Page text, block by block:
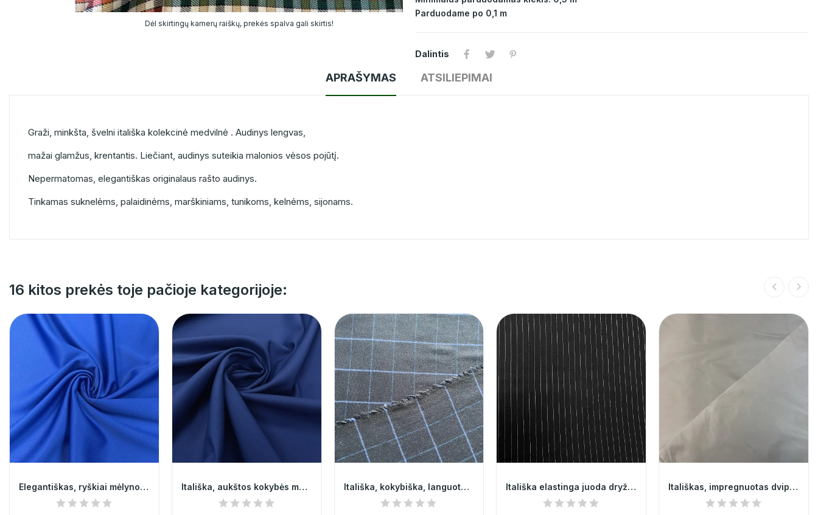
Dėl skirtingų kamerų raiškų, prekės spalva gali skirtis!
Parduodame po 0,1 m
Dalintis
APRAŠYMAS ATSILIEPIMAI
Graži, minkšta, švelni itališka kolekcinė medvilnė . Audinys lengvas,
mažai glamžus, krentantis. Liečiant, audinys suteikia malonios vėsos pojūtį.
Nepermatomas, elegantiškas originalaus rašto audinys.
Tinkamas suknelėms, palaidinėms, marškiniams, tunikoms, kelnėms, sijonams.
16 kitos prekės toje pačioje kategorijoje:
Elegantiškas, ryškiai mėlynos spalvos atlasas... Itališka, aukštos kokybės mėlynos spalvos... Itališka, kokybiška, languota vilna 009905 Itališka elastinga juoda dryžuota medvilnė Itališkas, impregnuotas dvipusis lietpaltinis...